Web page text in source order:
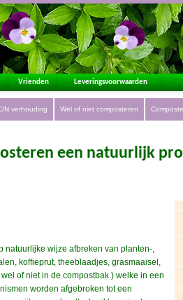
Vrienden Leveringsvoorwaarden